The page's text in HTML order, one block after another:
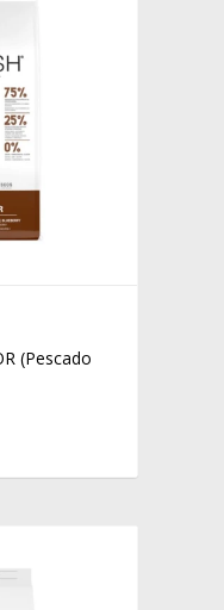
(Pescado